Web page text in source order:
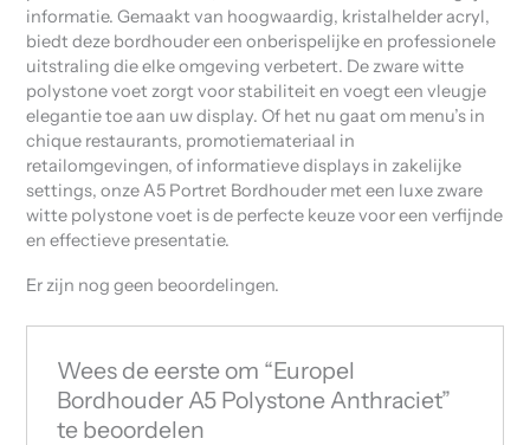
informatie. Gemaakt van hoogwaardig, kristalhelder acryl,
biedt deze bordhouder een onberispelijke en professionele
uitstraling die elke omgeving verbetert. De zware witte
polystone voet zorgt voor stabiliteit en voegt een vleugje
elegantie toe aan uw display. Of het nu gaat om menu’s in
chique restaurants, promotiemateriaal in
retailomgevingen, of informatieve displays in zakelijke
settings, onze A5 Portret Bordhouder met een luxe zware
witte polystone voet is de perfecte keuze voor een verfijnde
en effectieve presentatie.
Er zijn nog geen beoordelingen.
Wees de eerste om “Europel
Bordhouder A5 Polystone Anthraciet”
te beoordelen